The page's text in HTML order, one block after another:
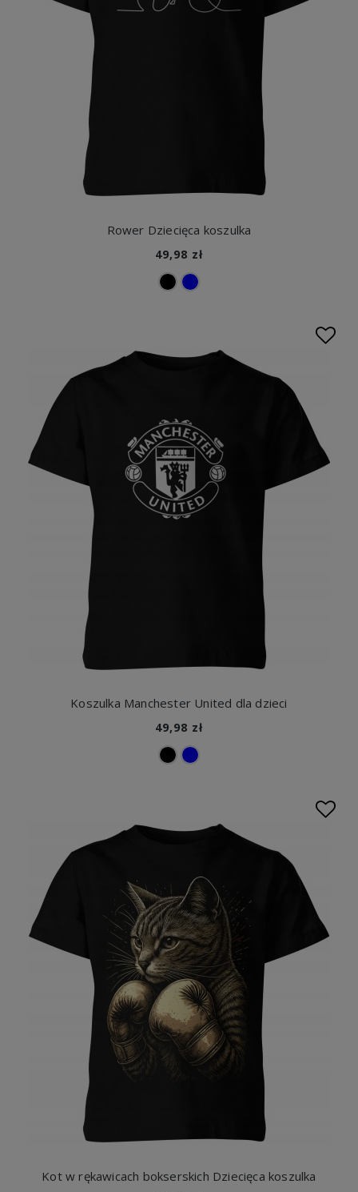
Rower Dziecięca koszulka
49,98 zł
Koszulka Manchester United dla dzieci
49,98 zł
Kot w rękawicach bokserskich Dziecięca koszulka